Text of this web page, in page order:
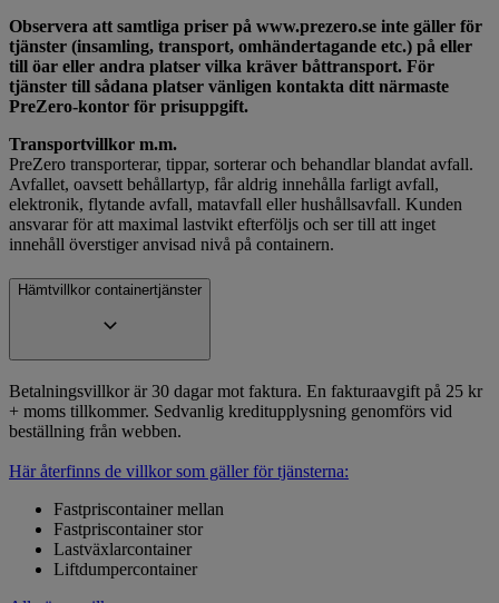
Observera att samtliga priser på www.prezero.se inte gäller för
tjänster (insamling, transport, omhändertagande etc.) på eller
till öar eller andra platser vilka kräver båttransport. För
tjänster till sådana platser vänligen kontakta ditt närmaste
PreZero-kontor för prisuppgift.
Transportvillkor m.m.
PreZero transporterar, tippar, sorterar och behandlar blandat avfall.
Avfallet, oavsett behållartyp, får aldrig innehålla farligt avfall,
elektronik, flytande avfall, matavfall eller hushållsavfall. Kunden
ansvarar för att maximal lastvikt efterföljs och ser till att inget
innehåll överstiger anvisad nivå på containern.
Hämtvillkor containertjänster
Betalningsvillkor är 30 dagar mot faktura. En fakturaavgift på 25 kr
+ moms tillkommer. Sedvanlig kreditupplysning genomförs vid
beställning från webben.
Här återfinns de villkor som gäller för tjänsterna:
Fastpriscontainer mellan
Fastpriscontainer stor
Lastväxlarcontainer
Liftdumpercontainer